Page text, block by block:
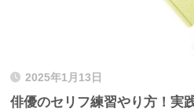
2025年1月13日
俳優のセリフ練習やり方！実